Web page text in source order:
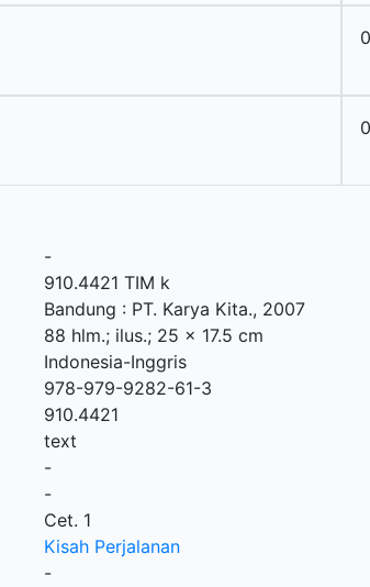
-
910.4421 TIM k
Bandung : PT. Karya Kita., 2007
88 hlm.; ilus.; 25 x 17.5 cm
Indonesia-Inggris
978-979-9282-61-3
910.4421
text
-
-
Cet. 1
Kisah Perjalanan
-